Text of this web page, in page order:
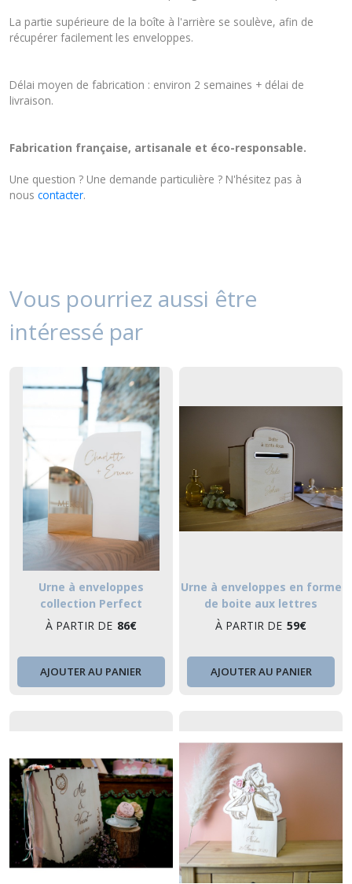
La partie supérieure de la boîte à l'arrière se soulève, afin de
récupérer facilement les enveloppes.
Délai moyen de fabrication : environ 2 semaines + délai de
livraison.
Fabrication française, artisanale et éco-responsable.
Une question ? Une demande particulière ? N'hésitez pas à
nous contacter.
Vous pourriez aussi être
intéressé par
Urne à enveloppes
collection Perfect
À PARTIR DE 86€
AJOUTER AU PANIER
Urne à enveloppes en forme
de boite aux lettres
À PARTIR DE 59€
AJOUTER AU PANIER